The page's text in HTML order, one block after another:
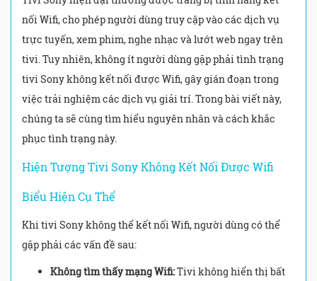
nối Wifi, cho phép người dùng truy cập vào các dịch vụ
trực tuyến, xem phim, nghe nhạc và lướt web ngay trên
tivi. Tuy nhiên, không ít người dùng gặp phải tình trạng
tivi Sony không kết nối được Wifi, gây gián đoạn trong
việc trải nghiệm các dịch vụ giải trí. Trong bài viết này,
chúng ta sẽ cùng tìm hiểu nguyên nhân và cách khắc
phục tình trạng này.
Hiện Tượng Tivi Sony Không Kết Nối Được Wifi
Biểu Hiện Cụ Thể
Khi tivi Sony không thể kết nối Wifi, người dùng có thể
gặp phải các vấn đề sau:
Không tìm thấy mạng Wifi:Tivi không hiển thị bất